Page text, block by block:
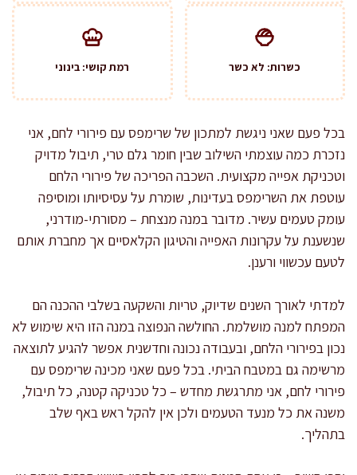
כשרות: לא כשר רמת קושי: בינוני
בכל פעם שאני ניגשת למתכון של שרימפס עם פירורי לחם, אני
נזכרת כמה עוצמתי השילוב שבין חומר גלם טרי, תיבול מדויק
וטכניקת אפייה מקצועית. השכבה הפריכה של פירורי הלחם
עוטפת את השרימפס בעדינות, שומרת על עסיסיותו ומוסיפה
עומק טעמים עשיר. מדובר במנה מנצחת – מסורתי-מודרני,
שנשענת על עקרונות האפייה והטיגון הקלאסיים אך מחברת אותם
לטעם עכשווי ורענן.
למדתי לאורך השנים שדיוק, טריות והשקעה בשלבי ההכנה הם
המפתח למנה מושלמת. החולשה הנפוצה במנה הזו היא שימוש לא
נכון בפירורי הלחם, ובעבודה נכונה וחדשנית אפשר להגיע לתוצאה
מרשימה גם במטבח הביתי. בכל פעם שאני מכינה שרימפס עם
פירורי לחם, אני מתרגשת מחדש – כל טכניקה קטנה, כל תיבול,
משנה את כל מנעד הטעמים ולכן אין להקל ראש באף שלב
בתהליך.